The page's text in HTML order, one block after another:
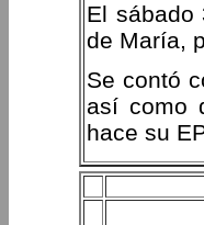
El sábado
de María,
Se contó
así como
hace su